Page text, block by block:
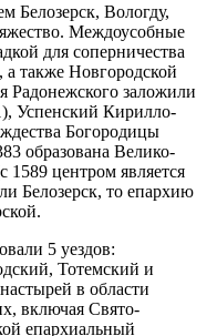
Белозерск, Вологду,
Междоусобные
для соперничества
а также Новгородской
Радонежского заложили
Успенский Кирилло-
Богородицы
образована Велико-
1589 центром является
Белозерск, то епархию
5 уездов:
Тотемский и
в области
включая Свято-
епархиальный